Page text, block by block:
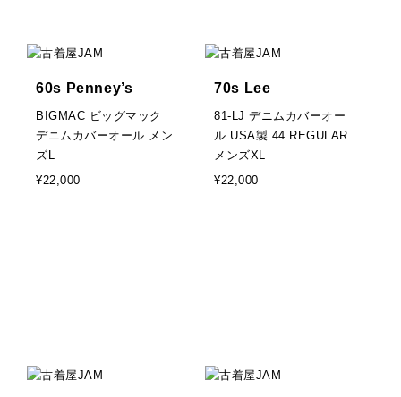
60s Penney’s
BIGMAC ビッグマック
デニムカバーオール メン
ズL
¥22,000
70s Lee
81-LJ デニムカバーオー
ル USA製 44 REGULAR
メンズXL
¥22,000